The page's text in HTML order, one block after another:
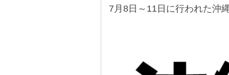
7月8日～11日に行われた沖